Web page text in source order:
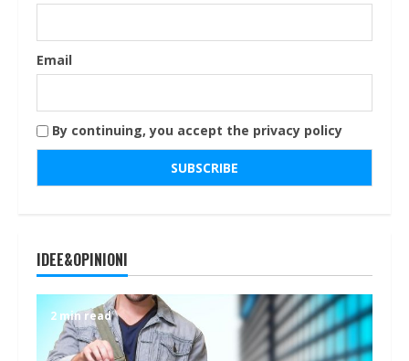
Email
By continuing, you accept the privacy policy
IDEE&OPINIONI
2 min read